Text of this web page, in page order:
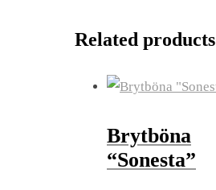
Related products
Brytböna
“Sonesta”